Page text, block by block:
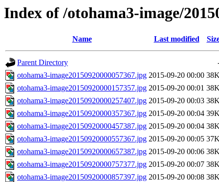
Index of /otohama3-image/
Name Last modified
Parent Directory
otohama3-image20150920000057367.jpg 2015-09-20 00:00
otohama3-image20150920000157357.jpg 2015-09-20 00:01
otohama3-image20150920000257407.jpg 2015-09-20 00:03
otohama3-image20150920000357367.jpg 2015-09-20 00:04
otohama3-image20150920000457387.jpg 2015-09-20 00:04
otohama3-image20150920000557367.jpg 2015-09-20 00:05
otohama3-image20150920000657387.jpg 2015-09-20 00:06
otohama3-image20150920000757377.jpg 2015-09-20 00:07
otohama3-image20150920000857397.jpg 2015-09-20 00:08